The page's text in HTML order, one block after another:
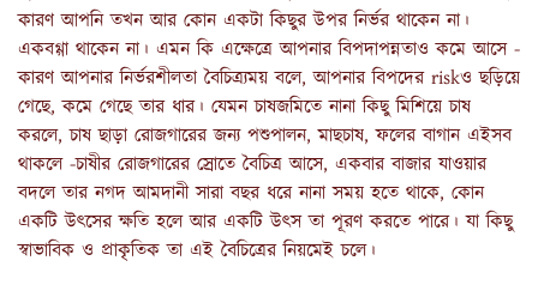
কারণ আপনি তখন আর কোন একটা কিছুর উপর নির্ভর থাকেন না।
একবগ্গা থাকেন না। এমন কি এক্ষেত্রে আপনার বিপদাপন্নতাও কমে আসে -
কারণ আপনার নির্ভরশীলতা বৈচিত্র‍্যময় বলে, আপনার বিপদের riskও ছড়িয়ে
গেছে, কমে গেছে তার ধার। যেমন চাষজমিতে নানা কিছু মিশিয়ে চাষ
করলে, চাষ ছাড়া রোজগারের জন‍্য পশুপালন, মাছচাষ, ফলের বাগান এইসব
থাকলে -চাষীর রোজগারের স্রোতে বৈচিত্র আসে, একবার বাজার যাওয়ার
বদলে তার নগদ আমদানী সারা বছর ধরে নানা সময় হতে থাকে, কোন
একটি উৎসের ক্ষতি হলে আর একটি উৎস তা পূরণ করতে পারে। যা কিছু
স্বাভাবিক ও প্রাকৃতিক তা এই বৈচিত্রের নিয়মেই চলে।